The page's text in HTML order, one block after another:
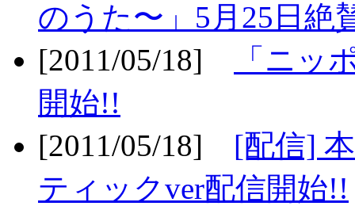
のうた〜」5月25日絶
[2011/05/18]
「ニッ
開始!!
[2011/05/18] [配信]
ティックver配信開始!!